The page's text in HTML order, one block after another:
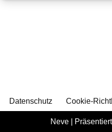
Datenschutz Cookie-
Neve |